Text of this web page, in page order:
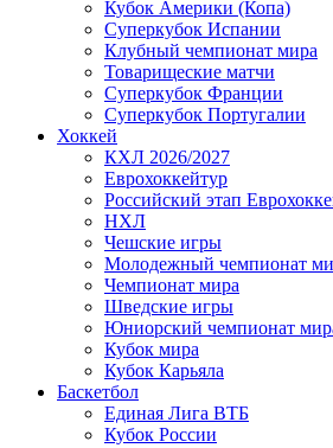
Кубок Америки (Копа)
Суперкубок Испании
Клубный чемпионат мира
Товарищеские матчи
Суперкубок Франции
Суперкубок Португалии
Хоккей
КХЛ 2026/2027
Еврохоккейтур
Российский этап
НХЛ
Чешские игры
Молодежный чемпионат
Чемпионат мира
Шведские игры
Юниорский чемпионат
Кубок мира
Кубок Карьяла
Баскетбол
Единая Лига ВТБ
Кубок России